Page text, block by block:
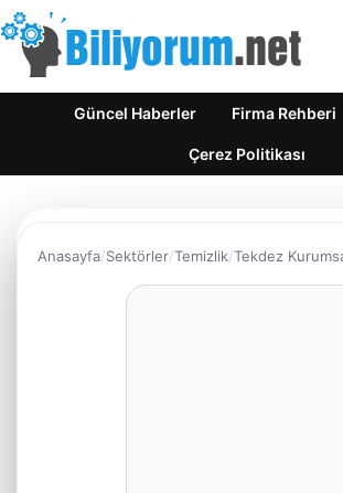
Güncel Haberler Firma Rehberi
Çerez Politikası
Anasayfa Sektörler Temizlik Tekdez